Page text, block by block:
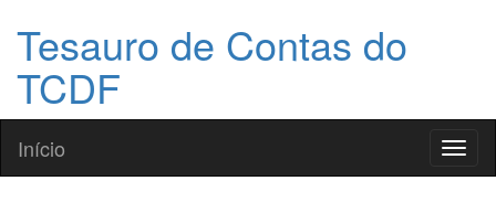
Tesauro de Contas do
TCDF
Início